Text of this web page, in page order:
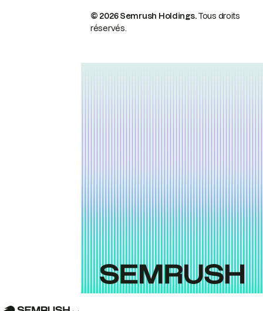
© 2026 Semrush Holdings.Tous droits
réservés.